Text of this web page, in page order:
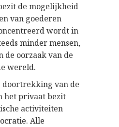
de mogelijkheid
van goederen
wordt in
minder mensen,
de oorzaak van de
wereld.
doortrekking van de
het privaat bezit
activiteiten
Alle